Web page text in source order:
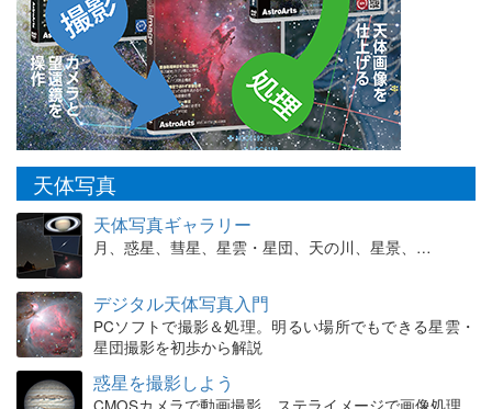
天体写真
天体写真ギャラリー
月、惑星、彗星、星雲・星団、天の川、星景、…
デジタル天体写真入門
PCソフトで撮影＆処理。明るい場所でもできる星雲・
星団撮影を初歩から解説
惑星を撮影しよう